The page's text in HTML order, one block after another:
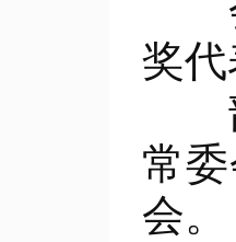
奖
部
常
会。